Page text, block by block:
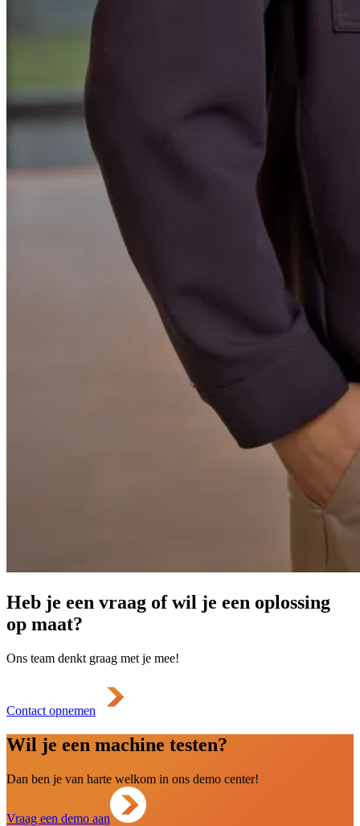
Heb je een vraag of wil je een oplossing
op maat?
Ons team denkt graag met je mee!
Contact opnemen
Wil je een machine testen?
Dan ben je van harte welkom in ons demo center!
Vraag een demo aan